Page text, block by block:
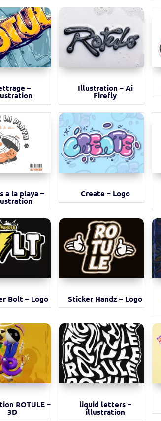
– Illustration – Ai
Firefly
a la playa – Create – Logo
Bolt – Logo Sticker Handz – Logo
ROTULE –
3D
liquid letters –
illustration